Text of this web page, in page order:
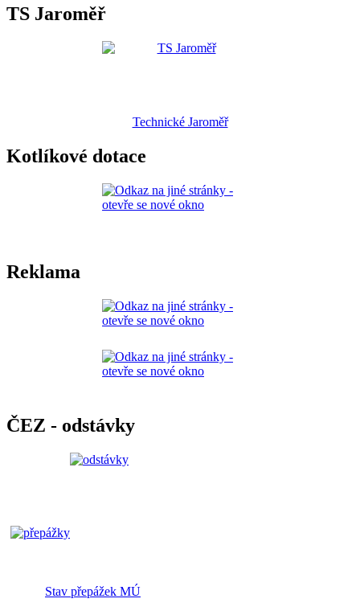
TS Jaroměř
Technické Jaroměř
Kotlíkové dotace
Reklama
ČEZ - odstávky
Stav přepážek MÚ